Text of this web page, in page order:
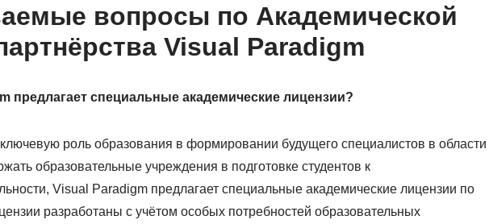
вопросы по Академической
Visual Paradigm
предлагает специальные академические лицензии?
роль образования в формировании будущего специалистов в области
образовательные учреждения в подготовке студентов к
Visual Paradigm предлагает специальные академические лицензии по
разработаны с учётом особых потребностей образовательных